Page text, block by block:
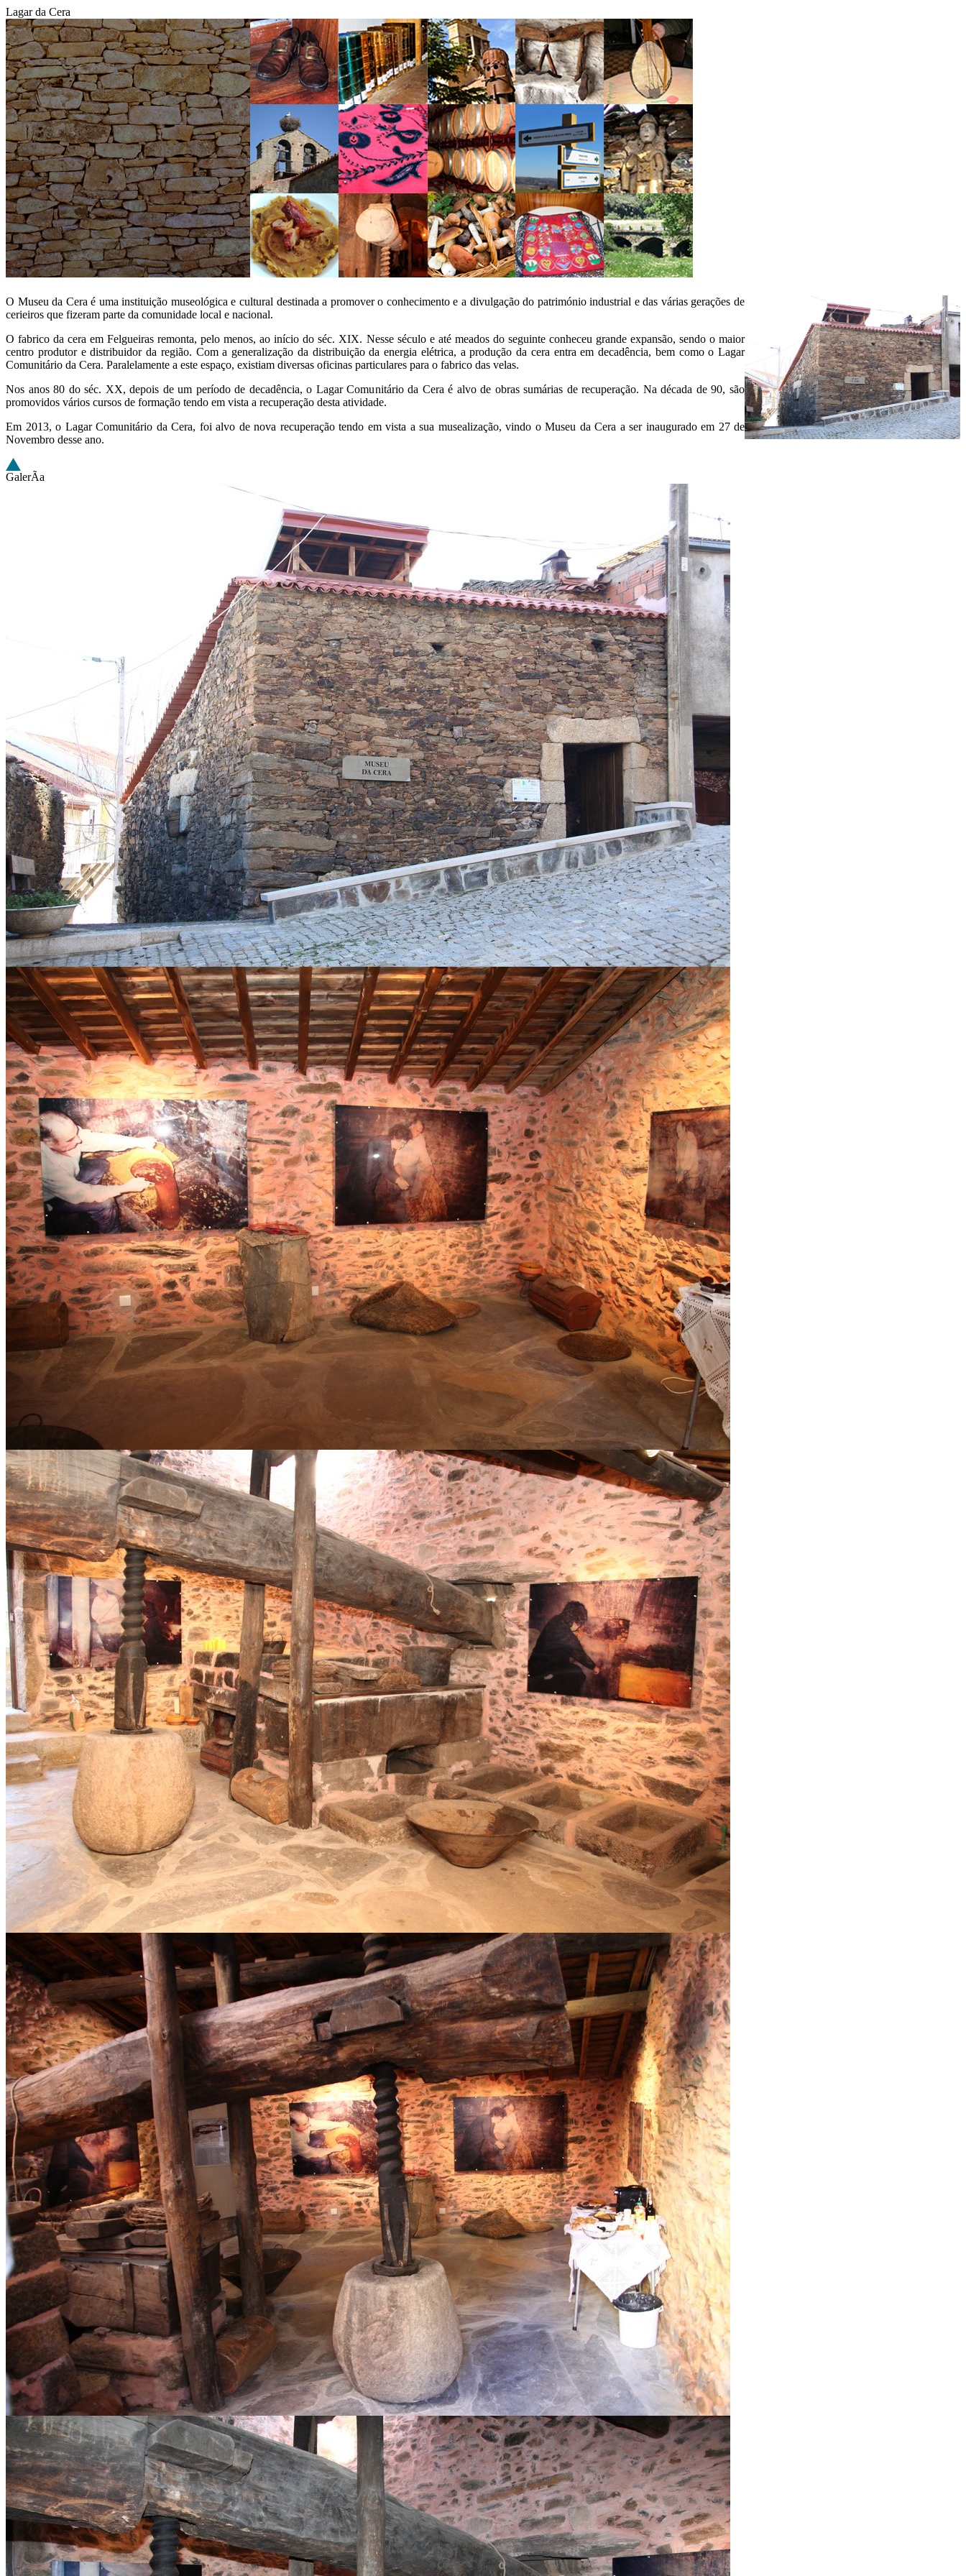
Lagar da Cera
O Museu da Cera é uma instituição museológica e cultural destinada a promover o conhecimento e a divulgação do património industrial e das várias gerações de
cerieiros que fizeram parte da comunidade local e nacional.
O fabrico da cera em Felgueiras remonta, pelo menos, ao início do séc. XIX. Nesse século e até meados do seguinte conheceu grande expansão, sendo o maior
centro produtor e distribuidor da região. Com a generalização da distribuição da energia elétrica, a produção da cera entra em decadência, bem como o Lagar
Comunitário da Cera. Paralelamente a este espaço, existiam diversas oficinas particulares para o fabrico das velas.
Nos anos 80 do séc. XX, depois de um período de decadência, o Lagar Comunitário da Cera é alvo de obras sumárias de recuperação. Na década de 90, são
promovidos vários cursos de formação tendo em vista a recuperação desta atividade.
Em 2013, o Lagar Comunitário da Cera, foi alvo de nova recuperação tendo em vista a sua musealização, vindo o Museu da Cera a ser inaugurado em 27 de
Novembro desse ano.
GalerÃ­a